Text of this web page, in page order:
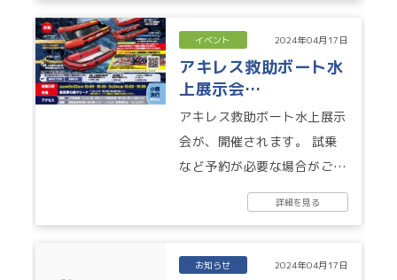
イベント 2024年04月17日
アキレス救助ボート水
上展示会
（5/23.5/24）
アキレス救助ボート水上展示
会が、開催されます。 試乗
など予約が必要な場合がござ
いますので、ご注意くださ
い。 アキレス TEL:03-
詳細を見る
お知らせ 2024年04月17日